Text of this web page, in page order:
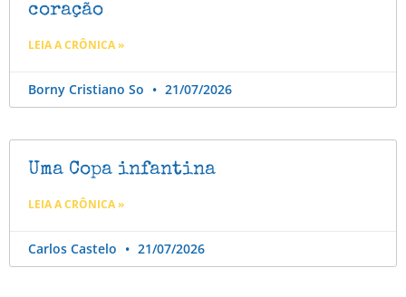
coração
LEIA A CRÔNICA »
Borny Cristiano So 21/07/2026
Uma Copa infantina
LEIA A CRÔNICA »
Carlos Castelo 21/07/2026